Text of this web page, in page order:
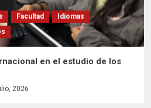
Facultad
Idiomas
en el estudio de los
2026